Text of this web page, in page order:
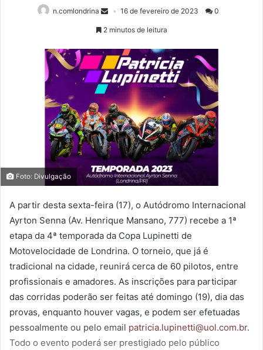
n.comlondrina 16 de fevereiro de 2023 0
2 minutos de leitura
Foto: Divulgação
A partir desta sexta-feira (17), o Autódromo Internacional
Ayrton Senna (Av. Henrique Mansano, 777) recebe a 1ª
etapa da 4ª temporada da Copa Lupinetti de
Motovelocidade de Londrina. O torneio, que já é
tradicional na cidade, reunirá cerca de 60 pilotos, entre
profissionais e amadores. As inscrições para participar
das corridas poderão ser feitas até domingo (19), dia das
provas, enquanto houver vagas, e podem ser efetuadas
pessoalmente ou pelo email patricia.lupinetti@uol.com.br.
Todo o evento poderá ser prestigiado pelo público